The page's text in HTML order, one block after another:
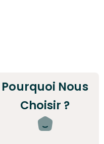
Pourquoi Nous
Choisir ?